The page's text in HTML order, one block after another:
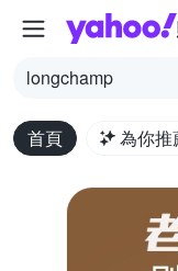
longchamp
首頁 為你推